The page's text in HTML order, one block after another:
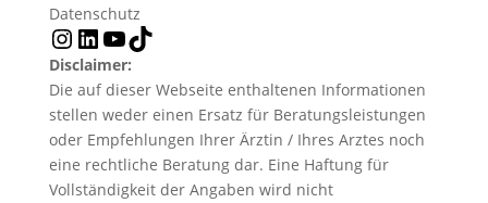
Datenschutz
Instagram
LinkedIn
YouTube
TikTok
Disclaimer:
Die auf dieser Webseite enthaltenen Informationen
stellen weder einen Ersatz für Beratungsleistungen
oder Empfehlungen Ihrer Ärztin / Ihres Arztes noch
eine rechtliche Beratung dar. Eine Haftung für
Vollständigkeit der Angaben wird nicht